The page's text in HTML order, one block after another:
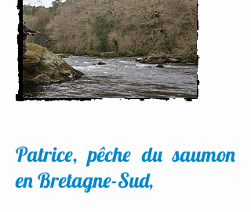
Patrice, pêche du saumon
en Bretagne-Sud,